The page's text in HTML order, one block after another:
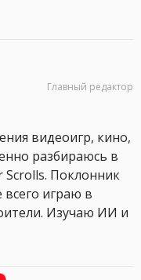
Главный редактор
видеоигр, кино,
разбираюсь в
Scrolls. Поклонник
играю в
Изучаю ИИ и